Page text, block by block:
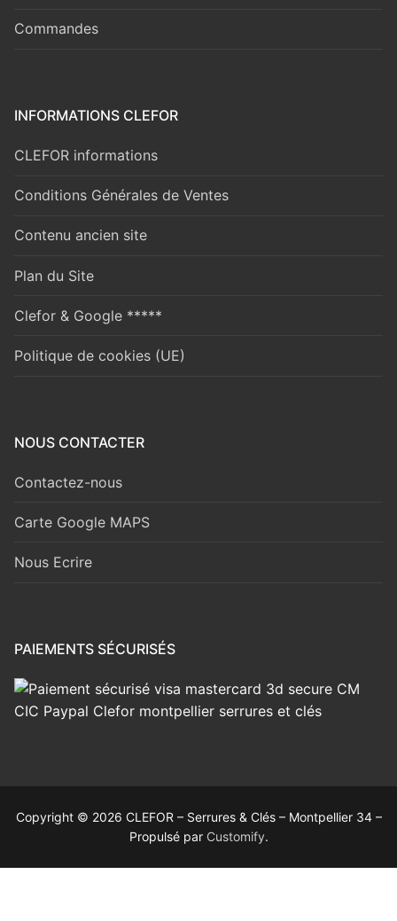
Commandes
INFORMATIONS CLEFOR
CLEFOR informations
Conditions Générales de Ventes
Contenu ancien site
Plan du Site
Clefor & Google *****
Politique de cookies (UE)
NOUS CONTACTER
Contactez-nous
Carte Google MAPS
Nous Ecrire
PAIEMENTS SÉCURISÉS
Copyright © 2026 CLEFOR – Serrures & Clés – Montpellier 34 –
Propulsé par Customify.